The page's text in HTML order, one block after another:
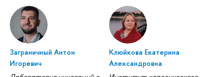
Заграничный Антон
Игоревич
Клюйкова Екатерина
Александровна